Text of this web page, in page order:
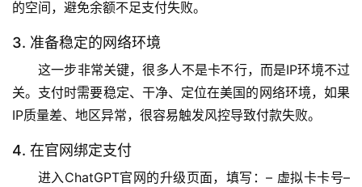
的空间，避免余额不足支付失败。
3. 准备稳定的网络环境
这一步非常关键，很多人不是卡不行，而是IP环境不过
关。支付时需要稳定、干净、定位在美国的网络环境，如果
IP质量差、地区异常，很容易触发风控导致付款失败。
4. 在官网绑定支付
进入ChatGPT官网的升级页面，填写：– 虚拟卡卡号–